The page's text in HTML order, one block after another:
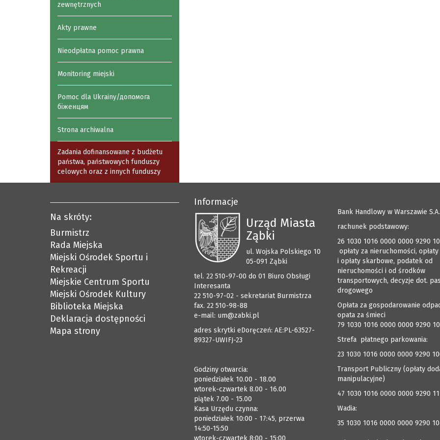
zewnętrznych
Akty prawne
Nieodpłatna pomoc prawna
Monitoring miejski
Pomoc dla Ukrainy/допомога
біженцям
Strona archiwalna
Zadania dofinansowane z budżetu
państwa, państwowych funduszy
celowych oraz z innych funduszy
Na skróty:
Burmistrz
Rada Miejska
Miejski Ośrodek Sportu i
Rekreacji
Miejskie Centrum Sportu
Miejski Ośrodek Kultury
Biblioteka Miejska
Deklaracja dostępności
Mapa strony
Informacje
Urząd Miasta
Ząbki
ul. Wojska Polskiego 10
05-091 Ząbki
tel. 22 510-97-00 do 01 Biuro Obsługi
Interesanta
22 510-97-02 - sekretariat Burmistrza
fax. 22 510-98-88
e-mail: um@zabki.pl
adres skrytki eDoręczeń: AE:PL-63527-
89327-UWIFJ-23
Godziny otwarcia:
poniedziałek 10.00 - 18.00
wtorek-czwartek 8.00 - 16.00
piątek 7.00 - 15.00
Kasa Urzędu czynna:
poniedziałek 10:00 - 17:45, przerwa
14:50-15:50
wtorek-czwartek 8:00 - 15:00
Bank Handlowy w Warszawie S.A.
rachunek podstawowy:
26 1030 1016 0000 0000 9290
opłaty za nieruchomości,
i opłaty skarbowe, podatek od
nieruchomości i od środków
transportowych, decyzje dot.
drogowego
Opłata za gospodarowanie
opata za śmieci
79 1030 1016 0000 0000 9290
Strefa płatnego parkowania:
23 1030 1016 0000 0000 9290
Transport Publiczny (opłaty
manipulacyjne)
47 1030 1016 0000 0000 9290
Wadia:
35 1030 1016 0000 0000 9290